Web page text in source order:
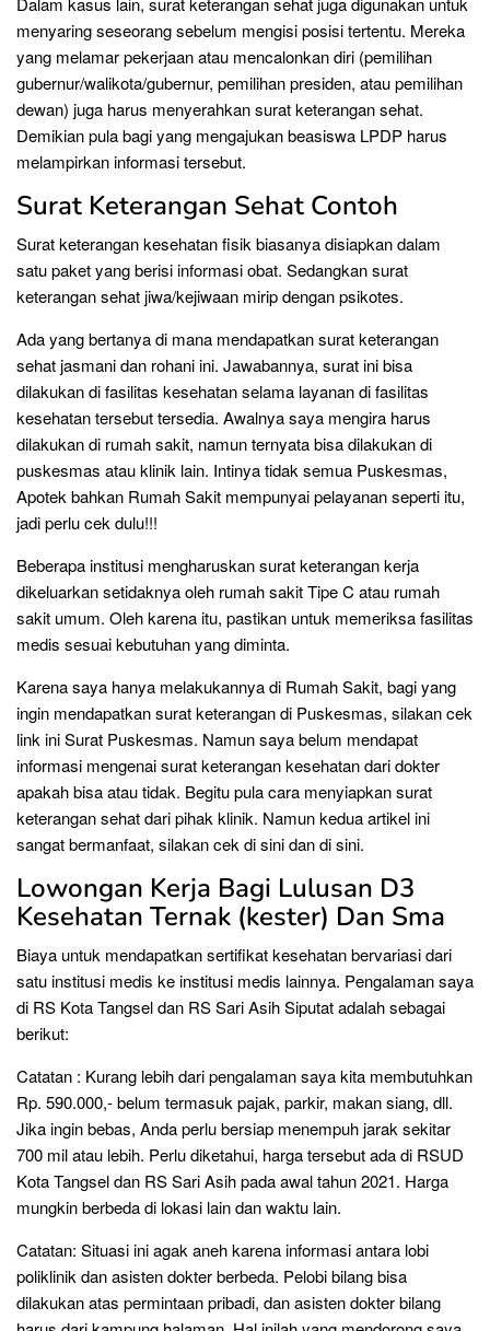
menyaring seseorang sebelum mengisi posisi tertentu. Mereka
yang melamar pekerjaan atau mencalonkan diri (pemilihan
gubernur/walikota/gubernur, pemilihan presiden, atau pemilihan
dewan) juga harus menyerahkan surat keterangan sehat.
Demikian pula bagi yang mengajukan beasiswa LPDP harus
melampirkan informasi tersebut.
Surat Keterangan Sehat Contoh
Surat keterangan kesehatan fisik biasanya disiapkan dalam
satu paket yang berisi informasi obat. Sedangkan surat
keterangan sehat jiwa/kejiwaan mirip dengan psikotes.
Ada yang bertanya di mana mendapatkan surat keterangan
sehat jasmani dan rohani ini. Jawabannya, surat ini bisa
dilakukan di fasilitas kesehatan selama layanan di fasilitas
kesehatan tersebut tersedia. Awalnya saya mengira harus
dilakukan di rumah sakit, namun ternyata bisa dilakukan di
puskesmas atau klinik lain. Intinya tidak semua Puskesmas,
Apotek bahkan Rumah Sakit mempunyai pelayanan seperti itu,
jadi perlu cek dulu!!!
Beberapa institusi mengharuskan surat keterangan kerja
dikeluarkan setidaknya oleh rumah sakit Tipe C atau rumah
sakit umum. Oleh karena itu, pastikan untuk memeriksa fasilitas
medis sesuai kebutuhan yang diminta.
Karena saya hanya melakukannya di Rumah Sakit, bagi yang
ingin mendapatkan surat keterangan di Puskesmas, silakan cek
link ini Surat Puskesmas. Namun saya belum mendapat
informasi mengenai surat keterangan kesehatan dari dokter
apakah bisa atau tidak. Begitu pula cara menyiapkan surat
keterangan sehat dari pihak klinik. Namun kedua artikel ini
sangat bermanfaat, silakan cek di sini dan di sini.
Lowongan Kerja Bagi Lulusan D3
Kesehatan Ternak (kester) Dan Sma
Biaya untuk mendapatkan sertifikat kesehatan bervariasi dari
satu institusi medis ke institusi medis lainnya. Pengalaman saya
di RS Kota Tangsel dan RS Sari Asih Siputat adalah sebagai
berikut:
Catatan : Kurang lebih dari pengalaman saya kita membutuhkan
Rp. 590.000,- belum termasuk pajak, parkir, makan siang, dll.
Jika ingin bebas, Anda perlu bersiap menempuh jarak sekitar
700 mil atau lebih. Perlu diketahui, harga tersebut ada di RSUD
Kota Tangsel dan RS Sari Asih pada awal tahun 2021. Harga
mungkin berbeda di lokasi lain dan waktu lain.
Catatan: Situasi ini agak aneh karena informasi antara lobi
poliklinik dan asisten dokter berbeda. Pelobi bilang bisa
dilakukan atas permintaan pribadi, dan asisten dokter bilang